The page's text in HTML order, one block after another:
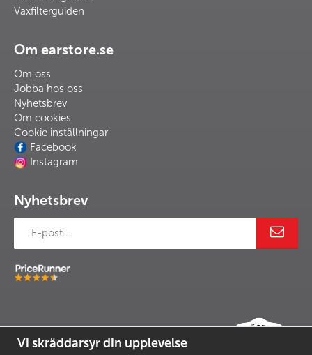
Vaxfilterguiden
Om earstore.se
Om oss
Jobba hos oss
Nyhetsbrev
Om cookies
Cookie inställningar
Facebook
Instagram
Nyhetsbrev
Vi skräddarsyr din upplevelse